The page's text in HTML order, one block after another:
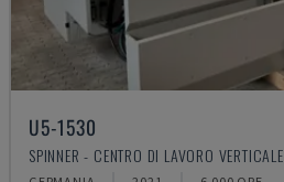
U5-1530
SPINNER - CENTRO DI LAVORO VERTICALE